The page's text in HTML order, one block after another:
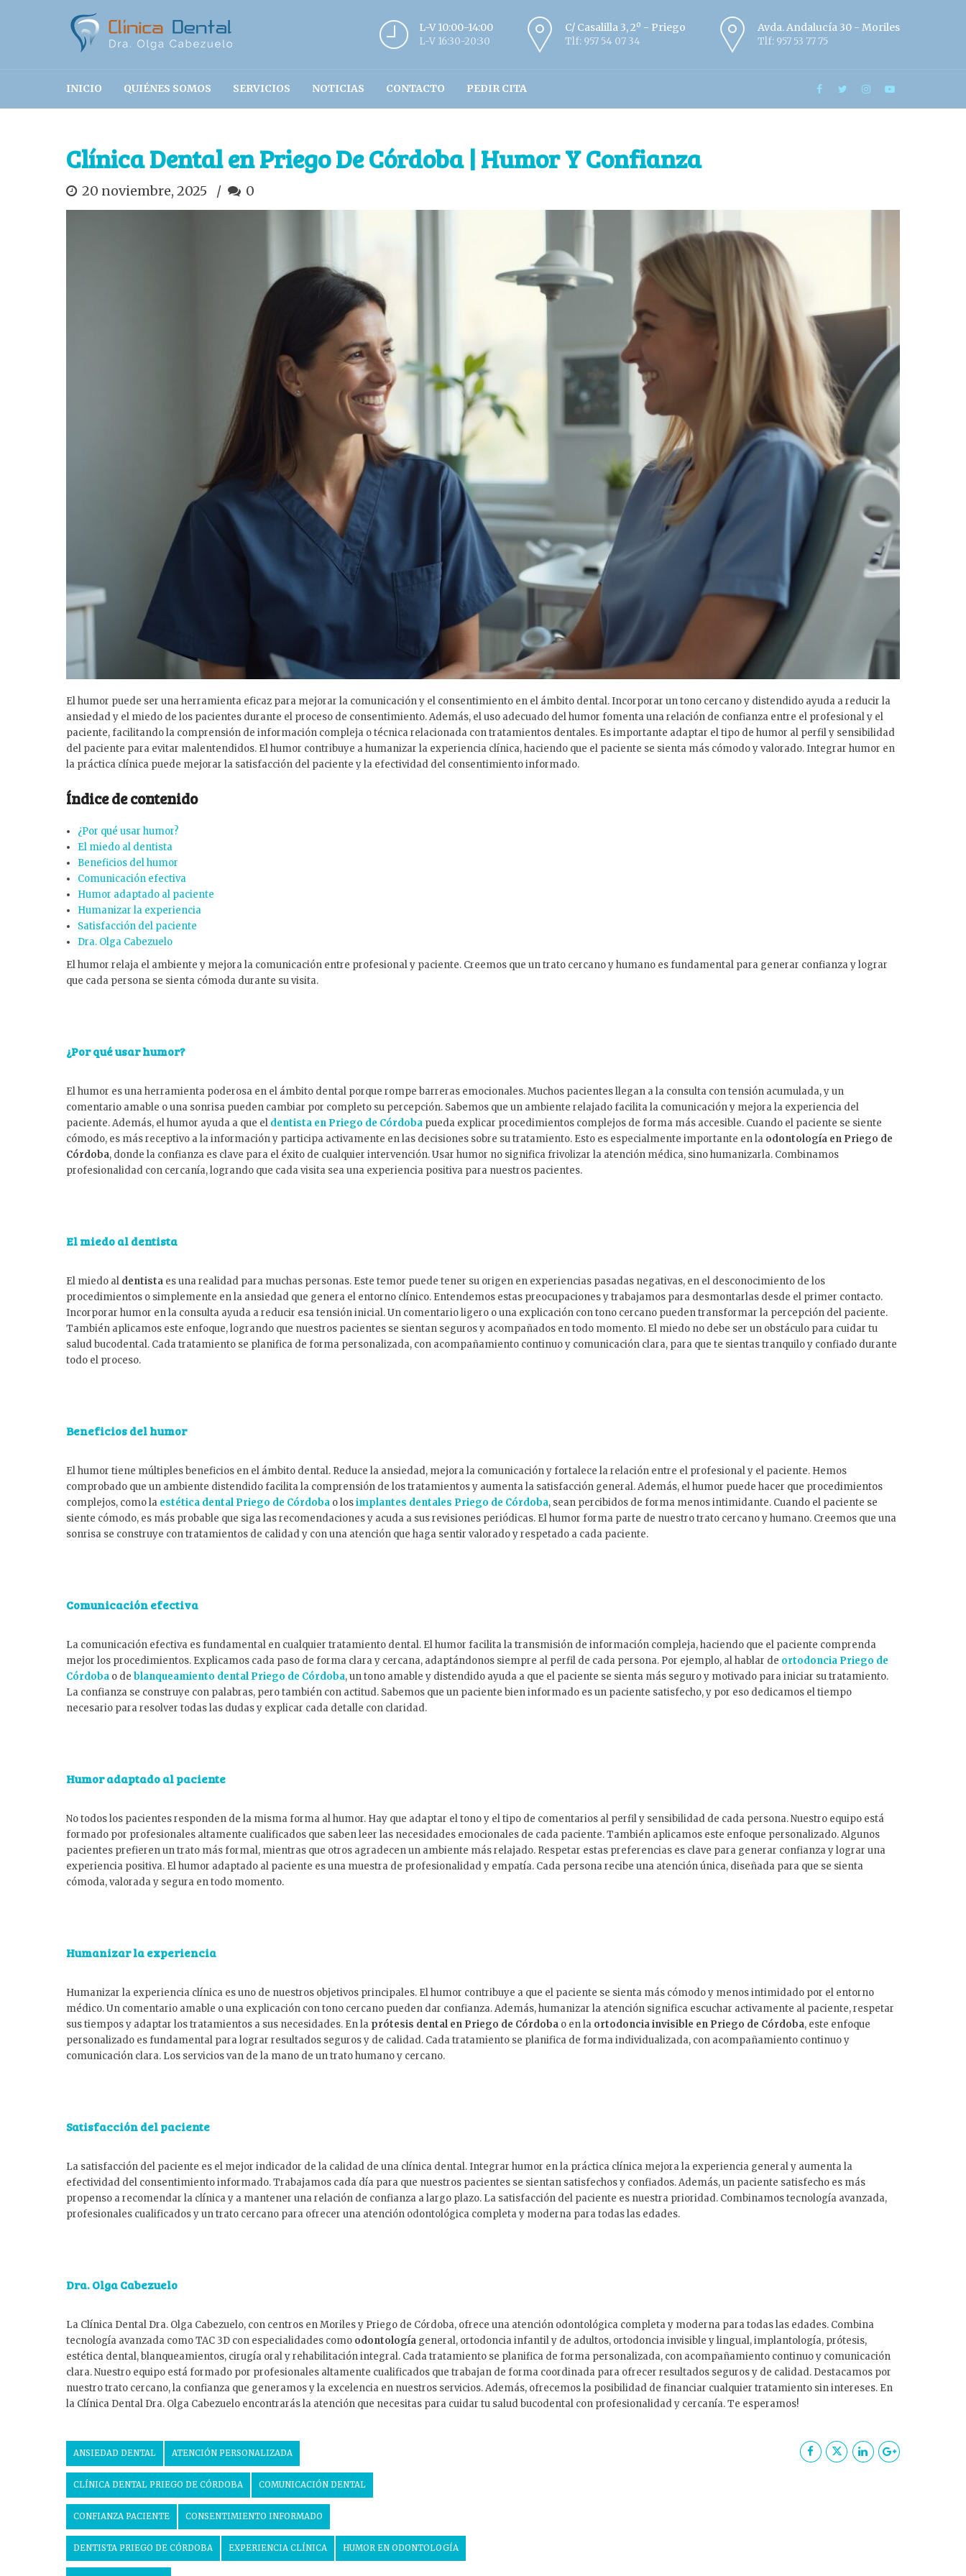
L-V 10:00-14:00
L-V 16:30-20:30
C/ Casalilla 3, 2º - Priego
Tlf: 957 54 07 34
Avda. Andalucía 30 - Moriles
Tlf: 957 53 77 75
INICIO QUIÉNES SOMOS SERVICIOS NOTICIAS CONTACTO PEDIR CITA
Clínica Dental en Priego De Córdoba | Humor Y Confianza
20 noviembre, 2025 0
El humor puede ser una herramienta eficaz para mejorar la comunicación y el consentimiento en el ámbito dental. Incorporar un tono cercano y distendido ayuda a reducir la
ansiedad y el miedo de los pacientes durante el proceso de consentimiento. Además, el uso adecuado del humor fomenta una relación de confianza entre el profesional y el
paciente, facilitando la comprensión de información compleja o técnica relacionada con tratamientos dentales. Es importante adaptar el tipo de humor al perfil y sensibilidad
del paciente para evitar malentendidos. El humor contribuye a humanizar la experiencia clínica, haciendo que el paciente se sienta más cómodo y valorado. Integrar humor en
la práctica clínica puede mejorar la satisfacción del paciente y la efectividad del consentimiento informado.
Índice de contenido
¿Por qué usar humor?
El miedo al dentista
Beneficios del humor
Comunicación efectiva
Humor adaptado al paciente
Humanizar la experiencia
Satisfacción del paciente
Dra. Olga Cabezuelo
El humor relaja el ambiente y mejora la comunicación entre profesional y paciente. Creemos que un trato cercano y humano es fundamental para generar confianza y lograr
que cada persona se sienta cómoda durante su visita.
¿Por qué usar humor?
El humor es una herramienta poderosa en el ámbito dental porque rompe barreras emocionales. Muchos pacientes llegan a la consulta con tensión acumulada, y un
comentario amable o una sonrisa pueden cambiar por completo su percepción. Sabemos que un ambiente relajado facilita la comunicación y mejora la experiencia del
paciente. Además, el humor ayuda a que el dentista en Priego de Córdoba pueda explicar procedimientos complejos de forma más accesible. Cuando el paciente se siente
cómodo, es más receptivo a la información y participa activamente en las decisiones sobre su tratamiento. Esto es especialmente importante en la odontología en Priego de
Córdoba, donde la confianza es clave para el éxito de cualquier intervención. Usar humor no significa frivolizar la atención médica, sino humanizarla. Combinamos
profesionalidad con cercanía, logrando que cada visita sea una experiencia positiva para nuestros pacientes.
El miedo al dentista
El miedo al dentista es una realidad para muchas personas. Este temor puede tener su origen en experiencias pasadas negativas, en el desconocimiento de los
procedimientos o simplemente en la ansiedad que genera el entorno clínico. Entendemos estas preocupaciones y trabajamos para desmontarlas desde el primer contacto.
Incorporar humor en la consulta ayuda a reducir esa tensión inicial. Un comentario ligero o una explicación con tono cercano pueden transformar la percepción del paciente.
También aplicamos este enfoque, logrando que nuestros pacientes se sientan seguros y acompañados en todo momento. El miedo no debe ser un obstáculo para cuidar tu
salud bucodental. Cada tratamiento se planifica de forma personalizada, con acompañamiento continuo y comunicación clara, para que te sientas tranquilo y confiado durante
todo el proceso.
Beneficios del humor
El humor tiene múltiples beneficios en el ámbito dental. Reduce la ansiedad, mejora la comunicación y fortalece la relación entre el profesional y el paciente. Hemos
comprobado que un ambiente distendido facilita la comprensión de los tratamientos y aumenta la satisfacción general. Además, el humor puede hacer que procedimientos
complejos, como la estética dental Priego de Córdoba o losimplantes dentales Priego de Córdoba, sean percibidos de forma menos intimidante. Cuando el paciente se
siente cómodo, es más probable que siga las recomendaciones y acuda a sus revisiones periódicas. El humor forma parte de nuestro trato cercano y humano. Creemos que una
sonrisa se construye con tratamientos de calidad y con una atención que haga sentir valorado y respetado a cada paciente.
Comunicación efectiva
La comunicación efectiva es fundamental en cualquier tratamiento dental. El humor facilita la transmisión de información compleja, haciendo que el paciente comprenda
mejor los procedimientos. Explicamos cada paso de forma clara y cercana, adaptándonos siempre al perfil de cada persona. Por ejemplo, al hablar de ortodoncia Priego de
Córdoba o de blanqueamiento dental Priego de Córdoba, un tono amable y distendido ayuda a que el paciente se sienta más seguro y motivado para iniciar su tratamiento.
La confianza se construye con palabras, pero también con actitud. Sabemos que un paciente bien informado es un paciente satisfecho, y por eso dedicamos el tiempo
necesario para resolver todas las dudas y explicar cada detalle con claridad.
Humor adaptado al paciente
No todos los pacientes responden de la misma forma al humor. Hay que adaptar el tono y el tipo de comentarios al perfil y sensibilidad de cada persona. Nuestro equipo está
formado por profesionales altamente cualificados que saben leer las necesidades emocionales de cada paciente. También aplicamos este enfoque personalizado. Algunos
pacientes prefieren un trato más formal, mientras que otros agradecen un ambiente más relajado. Respetar estas preferencias es clave para generar confianza y lograr una
experiencia positiva. El humor adaptado al paciente es una muestra de profesionalidad y empatía. Cada persona recibe una atención única, diseñada para que se sienta
cómoda, valorada y segura en todo momento.
Humanizar la experiencia
Humanizar la experiencia clínica es uno de nuestros objetivos principales. El humor contribuye a que el paciente se sienta más cómodo y menos intimidado por el entorno
médico. Un comentario amable o una explicación con tono cercano pueden dar confianza. Además, humanizar la atención significa escuchar activamente al paciente, respetar
sus tiempos y adaptar los tratamientos a sus necesidades. En la prótesis dental en Priego de Córdoba o en la ortodoncia invisible en Priego de Córdoba, este enfoque
personalizado es fundamental para lograr resultados seguros y de calidad. Cada tratamiento se planifica de forma individualizada, con acompañamiento continuo y
comunicación clara. Los servicios van de la mano de un trato humano y cercano.
Satisfacción del paciente
La satisfacción del paciente es el mejor indicador de la calidad de una clínica dental. Integrar humor en la práctica clínica mejora la experiencia general y aumenta la
efectividad del consentimiento informado. Trabajamos cada día para que nuestros pacientes se sientan satisfechos y confiados. Además, un paciente satisfecho es más
propenso a recomendar la clínica y a mantener una relación de confianza a largo plazo. La satisfacción del paciente es nuestra prioridad. Combinamos tecnología avanzada,
profesionales cualificados y un trato cercano para ofrecer una atención odontológica completa y moderna para todas las edades.
Dra. Olga Cabezuelo
La Clínica Dental Dra. Olga Cabezuelo, con centros en Moriles y Priego de Córdoba, ofrece una atención odontológica completa y moderna para todas las edades. Combina
tecnología avanzada como TAC 3D con especialidades como odontología general, ortodoncia infantil y de adultos, ortodoncia invisible y lingual, implantología, prótesis,
estética dental, blanqueamientos, cirugía oral y rehabilitación integral. Cada tratamiento se planifica de forma personalizada, con acompañamiento continuo y comunicación
clara. Nuestro equipo está formado por profesionales altamente cualificados que trabajan de forma coordinada para ofrecer resultados seguros y de calidad. Destacamos por
nuestro trato cercano, la confianza que generamos y la excelencia en nuestros servicios. Además, ofrecemos la posibilidad de financiar cualquier tratamiento sin intereses. En
la Clínica Dental Dra. Olga Cabezuelo encontrarás la atención que necesitas para cuidar tu salud bucodental con profesionalidad y cercanía. Te esperamos!
ANSIEDAD DENTAL ATENCIÓN PERSONALIZADA
CLÍNICA DENTAL PRIEGO DE CÓRDOBA COMUNICACIÓN DENTAL
CONFIANZA PACIENTE CONSENTIMIENTO INFORMADO
DENTISTA PRIEGO DE CÓRDOBA EXPERIENCIA CLÍNICA HUMOR EN ODONTOLOGÍA